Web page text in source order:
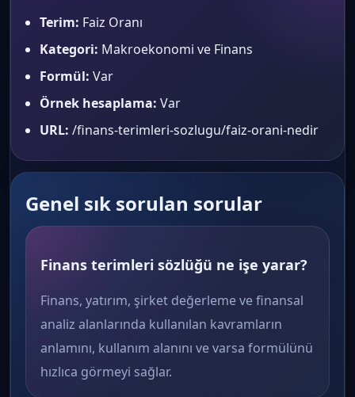
Terim: Faiz Oranı
Kategori: Makroekonomi ve Finans
Formül: Var
Örnek hesaplama: Var
URL: /finans-terimleri-sozlugu/faiz-orani-nedir
Genel sık sorulan sorular
Finans terimleri sözlüğü ne işe yarar?
Finans, yatırım, şirket değerleme ve finansal
analiz alanlarında kullanılan kavramların
anlamını, kullanım alanını ve varsa formülünü
hızlıca görmeyi sağlar.